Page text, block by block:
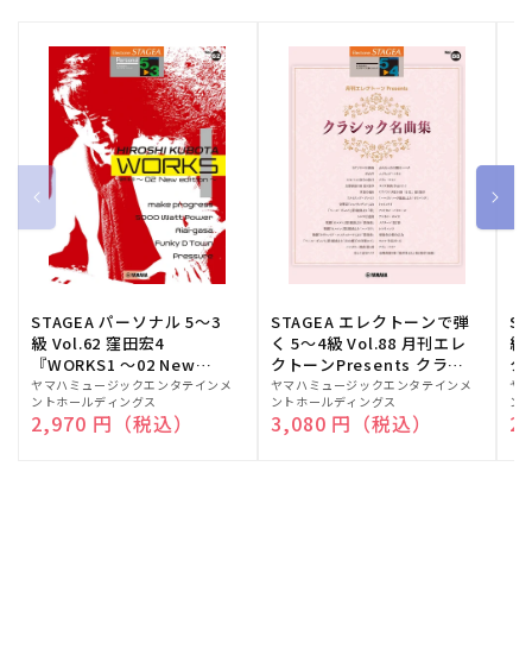
STAGEA パーソナル 5～3
級 Vol.62 窪田宏4
『WORKS1 ～02 New
edition～』
販
売
元:
ヤマハミュージックエンタテインメ
ントホールディングス
通常価格
2,970 円（税込）
STAGEA エレクトーンで弾
く 5～4級 Vol.88 月刊エレ
クトーンPresents クラシ
ック名曲集
販
売
元:
ヤマハミュージックエンタテインメ
ントホールディングス
通常価格
3,080 円（税込）
級
ク
販
売
元:
ヤ
ン